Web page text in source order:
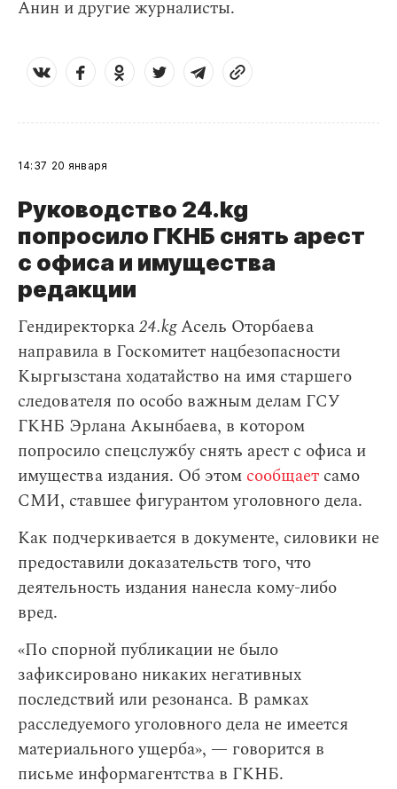
Анин и другие журналисты.
14:37 20 января
Руководство 24.kg
попросило ГКНБ снять арест
с офиса и имущества
редакции
Гендиректорка24.kgАсель Оторбаева
направила в Госкомитет нацбезопасности
Кыргызстана ходатайство на имя старшего
следователя по особо важным делам ГСУ
ГКНБ Эрлана Акынбаева, в котором
попросило спецслужбу снять арест с офиса и
имущества издания. Об этом сообщает само
СМИ, ставшее фигурантом уголовного дела.
Как подчеркивается в документе, силовики не
предоставили доказательств того, что
деятельность издания нанесла кому-либо
вред.
«По спорной публикации не было
зафиксировано никаких негативных
последствий или резонанса. В рамках
расследуемого уголовного дела не имеется
материального ущерба», — говорится в
письме информагентства в ГКНБ.